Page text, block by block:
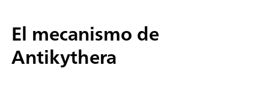
El mecanismo de
Antikythera